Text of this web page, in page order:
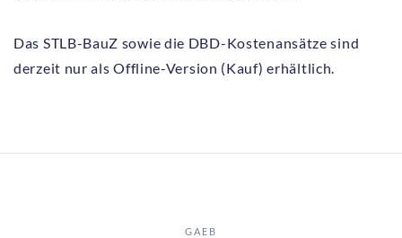
Das STLB-BauZ sowie die DBD-Kostenansätze sind
derzeit nur als Offline-Version (Kauf) erhältlich.
GAEB